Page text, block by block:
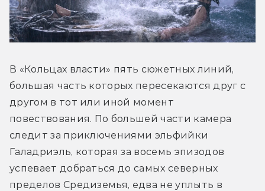
В «Кольцах власти» пять сюжетных линий,
большая часть которых пересекаются друг с
другом в тот или иной момент
повествования. По большей части камера
следит за приключениями эльфийки
Галадриэль, которая за восемь эпизодов
успевает добраться до самых северных
пределов Средиземья, едва не уплыть в